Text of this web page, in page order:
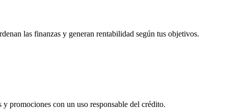
las finanzas y generan rentabilidad según tus objetivos.
promociones con un uso responsable del crédito.